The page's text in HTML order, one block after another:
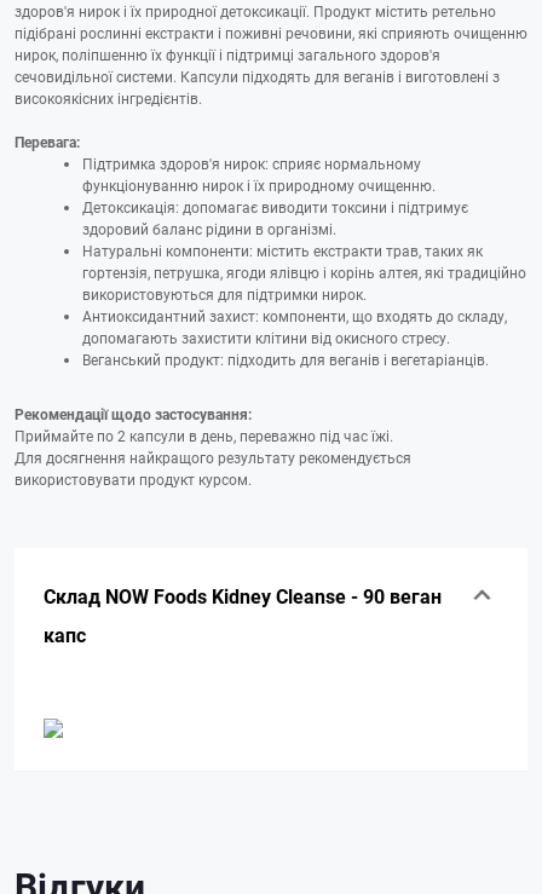
здоров'я нирок і їх природної детоксикації. Продукт містить ретельно
підібрані рослинні екстракти і поживні речовини, які сприяють очищенню
нирок, поліпшенню їх функції і підтримці загального здоров'я
сечовидільної системи. Капсули підходять для веганів і виготовлені з
високоякісних інгредієнтів.
Перевага:
Підтримка здоров'я нирок: сприяє нормальному
функціонуванню нирок і їх природному очищенню.
Детоксикація: допомагає виводити токсини і підтримує
здоровий баланс рідини в організмі.
Натуральні компоненти: містить екстракти трав, таких як
гортензія, петрушка, ягоди ялівцю і корінь алтея, які традиційно
використовуються для підтримки нирок.
Антиоксидантний захист: компоненти, що входять до складу,
допомагають захистити клітини від окисного стресу.
Веганський продукт: підходить для веганів і вегетаріанців.
Рекомендації щодо застосування:
Приймайте по 2 капсули в день, переважно під час їжі.
Для досягнення найкращого результату рекомендується
використовувати продукт курсом.
Склад NOW Foods Kidney Cleanse - 90 веган
капс